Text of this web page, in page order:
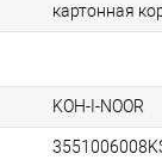
картонная
KOH-I-NOOR